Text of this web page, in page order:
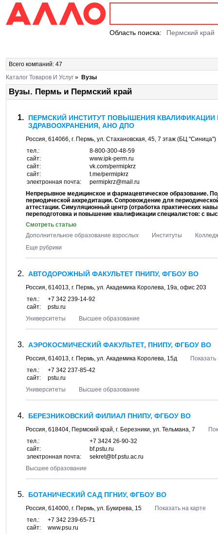
Область поиска: Пермский край
Всего компаний: 47
Каталог Товаров И Услуг » Вузы
Вузы. Пермь и Пермский край
ПЕРМСКИЙ ИНСТИТУТ ПОВЫШЕНИЯ КВАЛИФИКАЦИИ
ЗДРАВООХРАНЕНИЯ, АНО ДПО
Россия, 614066, г. Пермь, ул. Стахановская, 45, 7 этаж (БЦ "Синица")
тел.:
8-800-300-48-59
сайт:
www.ipk-perm.ru
сайт:
vk.com/permipkrz
сайт:
t.me/permipkrz
электронная почта:
permipkrz@mail.ru
Непрерывное медицинское и фармацевтическое образование.
периодической аккредитации. Сопровождение для
аттестации. Симуляционный центр (отработка практических
переподготовка и повышение квалификации специалистов: с
Смотреть статью
Дополнительное образование взрослых
Институты
Еще рубрики
АВТОДОРОЖНЫЙ ФАКУЛЬТЕТ ПНИПУ, ФГБОУ ВО
Россия, 614013, г. Пермь, ул. Академика Королева, 19а, офис 203
тел.:
+7 342 239-14-92
сайт:
pstu.ru
Университеты
Высшее образование
АЭРОКОСМИЧЕСКИЙ ФАКУЛЬТЕТ, ПНИПУ, ФГБОУ ВО
Россия, 614013, г. Пермь, ул. Академика Королева, 15д
Показать
тел.:
+7 342 237-85-42
сайт:
pstu.ru
Университеты
Высшее образование
БЕРЕЗНИКОВСКИЙ ФИЛИАЛ ПНИПУ, ФГБОУ ВО
Россия, 618404, Пермский край, г. Березники, ул. Тельмана, 7
тел.:
+7 3424 26-90-32
сайт:
bf.pstu.ru
электронная почта:
sekret@bf.pstu.ac.ru
Высшее образование
БОТАНИЧЕСКИЙ САД ПГНИУ, ФГБОУ ВО
Россия, 614000, г. Пермь, ул. Букирева, 15
Показать на карте
тел.:
+7 342 239-65-71
сайт:
www.psu.ru